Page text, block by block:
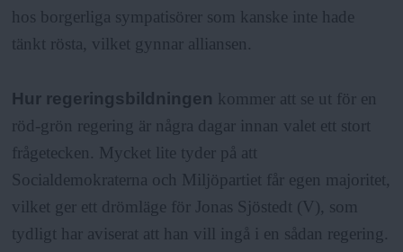
hos borgerliga sympatisörer som kanske inte hade
tänkt rösta, vilket gynnar alliansen.
Hur regeringsbildningen kommer att se ut för en
röd-grön regering är några dagar innan valet ett stort
frågetecken. Mycket lite tyder på att
Socialdemokraterna och Miljöpartiet får egen majoritet,
vilket ger ett drömläge för Jonas Sjöstedt (V), som
tydligt har aviserat att han vill ingå i en sådan regering.